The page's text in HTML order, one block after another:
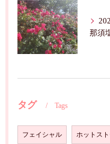
タグ Tags
フェイシャル ホットス